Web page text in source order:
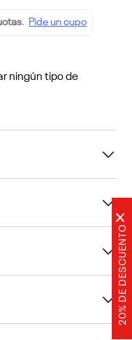
20% DE DESCUENTO
×
ningún tipo de